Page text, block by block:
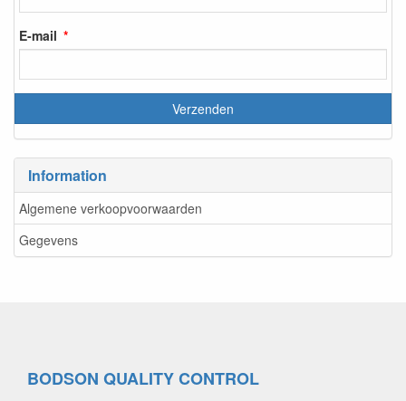
E-mail
Information
Algemene verkoopvoorwaarden
Gegevens
BODSON QUALITY CONTROL